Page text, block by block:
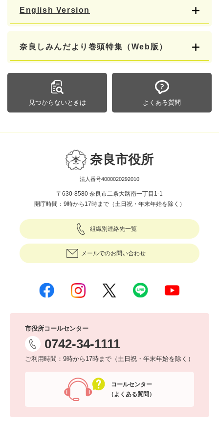
English Version
奈良しみんだより巻頭特集（Web版）
見つからないときは よくある質問
奈良市役所
法人番号4000020292010
〒630-8580 奈良市二条大路南一丁目1-1
開庁時間：9時から17時まで（土日祝・年末年始を除く）
組織別連絡先一覧
メールでのお問い合わせ
市役所コールセンター
0742-34-1111
ご利用時間：9時から17時まで（土日祝・年末年始を除く）
コールセンター
（よくある質問）